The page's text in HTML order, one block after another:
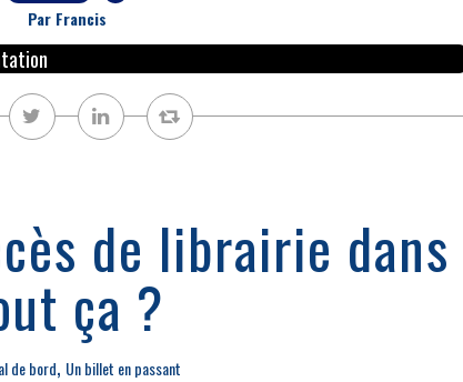
Par Francis
de librairie dans
ça ?
de bord, Un billet en passant